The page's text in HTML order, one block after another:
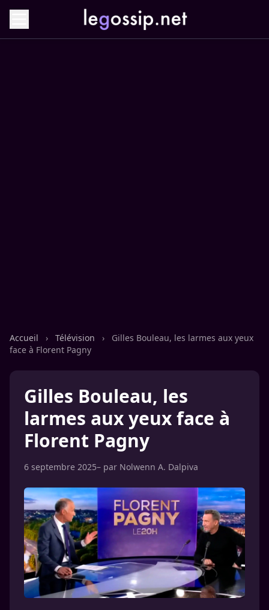
Accueil › Télévision ›
Gilles Bouleau, les larmes aux yeux
face à Florent Pagny
Gilles Bouleau, les
larmes aux yeux face à
Florent Pagny
6 septembre 2025– par Nolwenn A. Dalpiva